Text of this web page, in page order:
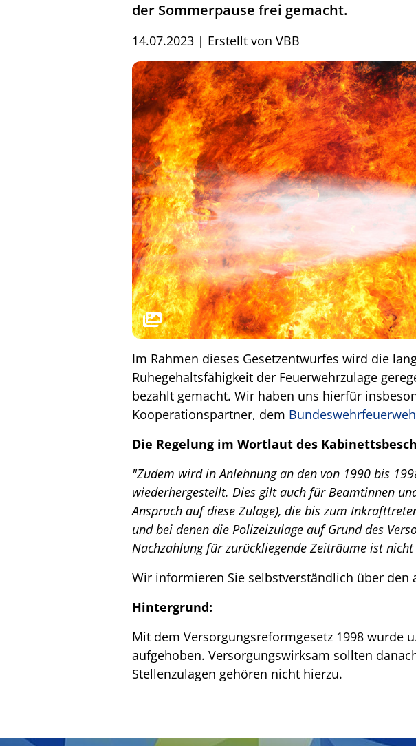
der Sommerpause frei gemacht.
14.07.2023 | Erstellt von VBB
Im Rahmen dieses Gesetzentwurfes wird die
Ruhegehaltsfähigkeit der Feuerwehrzulage
bezahlt gemacht. Wir haben uns hierfür
Kooperationspartner, dem
Die Regelung im Wortlaut des
"Zudem wird in Anlehnung an den von 1990 bis
wiederhergestellt. Dies gilt auch für Beamtinnen
Anspruch auf diese Zulage), die bis zum
und bei denen die Polizeizulage auf Grund des
Nachzahlung für zurückliegende Zeiträume ist nicht
Wir informieren Sie selbstverständlich über den
Hintergrund:
Mit dem Versorgungsreformgesetz 1998 wurde
aufgehoben. Versorgungswirksam sollten
Stellenzulagen gehören nicht hierzu.